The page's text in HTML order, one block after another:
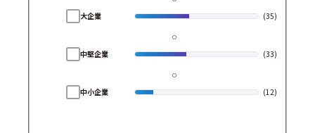
大企業 (35)
中堅企業 (33)
中小企業 (12)